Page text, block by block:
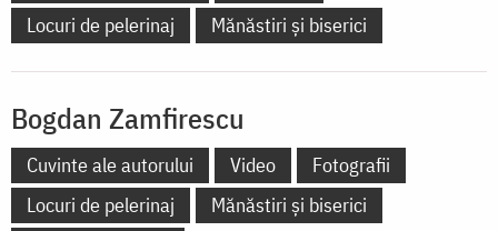
Locuri de pelerinaj
Mănăstiri și biserici
Bogdan Zamfirescu
Cuvinte ale autorului Video
Fotografii
Locuri de pelerinaj
Mănăstiri și biserici